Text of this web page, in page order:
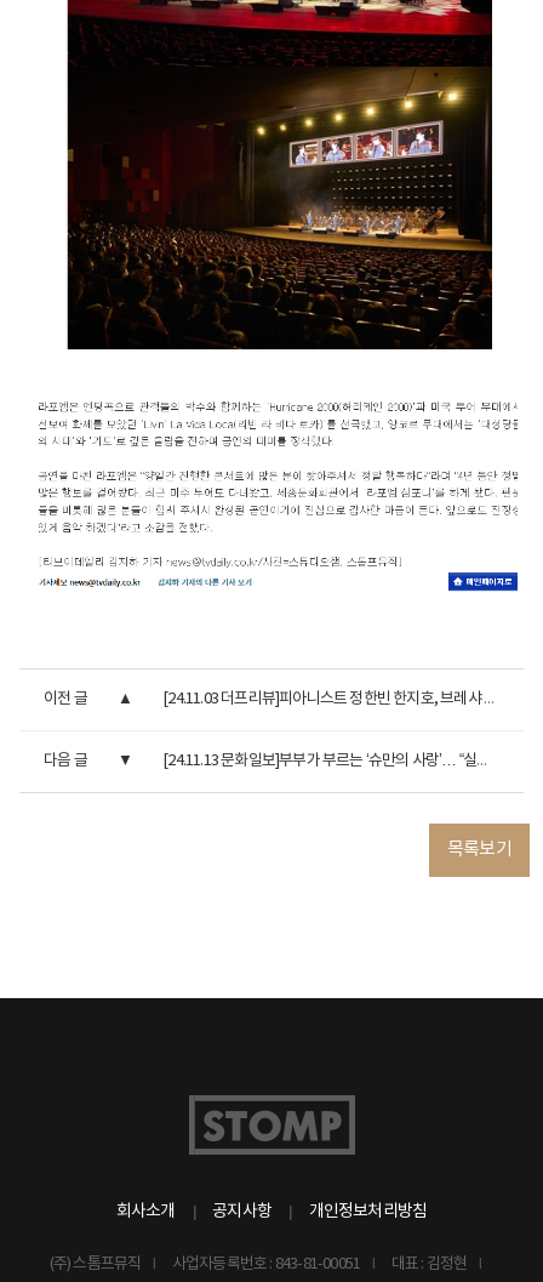
이전 글 [24.11.03 더프리뷰]피아니스트 정한빈 한지호, 브레샤 국제여...
다음 글 [24.11.13 문화일보]부부가 부르는 ‘슈만의 사랑’… “실제 ...
목록보기
회사소개 공지사항 개인정보처리방침
(주) 스톰프뮤직 사업자등록번호 : 843-81-00051 대표 : 김정현